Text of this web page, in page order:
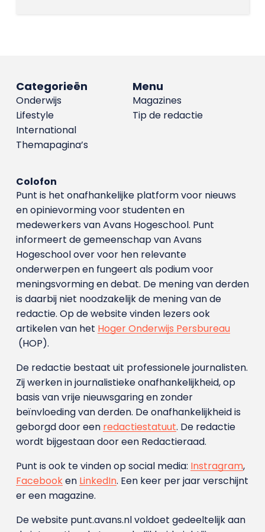
Menu
Magazines
Tip de redactie
Categorieën
Onderwijs
Lifestyle
International
Themapagina’s
Colofon
Punt is het onafhankelijke platform voor nieuws
en opinievorming voor studenten en
medewerkers van Avans Hoge­school. Punt
informeert de gemeenschap van Avans
Hogeschool over voor hen relevante
onderwerpen en fungeert als podium voor
meningsvorming en debat. De mening van derden
is daarbij niet noodzakelijk de mening van de
redactie. Op de website vinden lezers ook
artikelen van het Hoger Onderwijs Persbureau
(HOP).
De redactie bestaat uit professionele journalisten.
Zij werken in journalistieke onafhankelijkheid, op
basis van vrije nieuwsgaring en zonder
beïnvloeding van derden. De onafhankelijkheid is
geborgd door een redactiestatuut. De redactie
wordt bijgestaan door een Redactieraad.
Punt is ook te vinden op social media: Instragram,
Facebooken LinkedIn. Een keer per jaar verschijnt
er een magazine.
De website punt.avans.nl voldoet gedeeltelijk aan